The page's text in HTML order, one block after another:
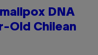
DNA
Old Chilean